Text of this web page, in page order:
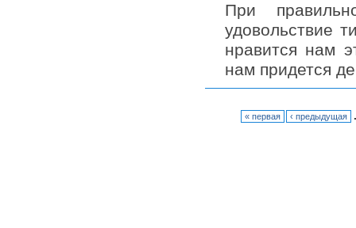
При
удовольствие
нравится нам
нам придется
« первая ‹ предыдущая